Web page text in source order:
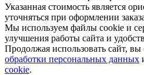
Указанная стоимость является
уточняться при оформлении
Мы используем файлы cookie и
улучшения работы сайта и
Продолжая использовать сайт, вы
обработки персональных данных
cookie.